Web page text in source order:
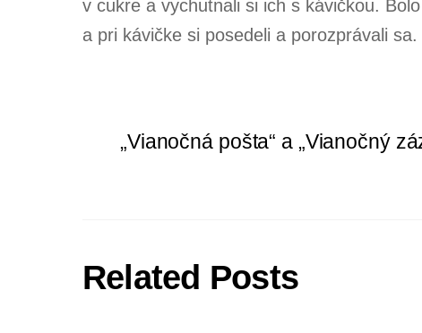
v cukre a vychutnali si ich s kávičkou.
a pri kávičke si posedeli a porozprávali
„Vianočná pošta“ a „Vianočný
Related Posts